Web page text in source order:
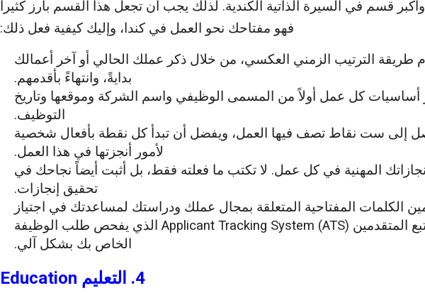
قسم في السيرة الذاتية الكندية. لذلك يجب أن تجعل هذا القسم بارز كثيراً
فهو مفتاحك نحو العمل في كندا، وإليك كيفية فعل ذلك:
طريقة الترتيب الزمني العكسي، من خلال ذكر عملك الحالي أو آخر أعمالك
بدايةً، وانتهاءً بأقدمهم.
أساسيات كل عمل أولاً من المسمى الوظيفي واسم الشركة وموقعها وتاريخ
التوظيف.
إلى ست نقاط تصف فيها العمل، ويفضل أن تبدأ كل نقطة بأفعال شخصية
لأمور أنجزتها في هذا العمل.
المهنية في كل عمل. لا تكتب ما فعلته فقط، بل أثبت أيضاً نجاحك في
تحقيق إنجازات.
الكلمات المفتاحية المتعلقة بمجال عملك ودراستك لمساعدتك في اجتياز
نظام تتبع المتقدمين Applicant Tracking System (ATS) الذي يفحص طلب الوظيفة
الخاص بك بشكل آلي.
4. التعليم Education